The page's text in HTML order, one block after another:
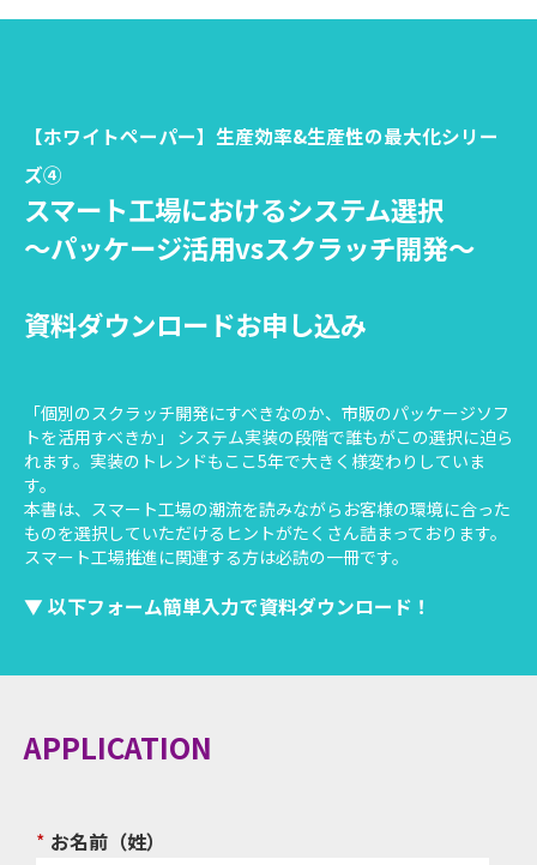
【ホワイトペーパー】生産効率&生産性の最大化シリー
ズ④
スマート工場におけるシステム選択
～パッケージ活用vsスクラッチ開発～
資料ダウンロードお申し込み
「個別のスクラッチ開発にすべきなのか、市販のパッケージソフ
トを活用すべきか」 システム実装の段階で誰もがこの選択に迫ら
れます。実装のトレンドもここ5年で大きく様変わりしていま
す。
本書は、スマート工場の潮流を読みながらお客様の環境に合った
ものを選択していただけるヒントがたくさん詰まっております。
スマート工場推進に関連する方は必読の一冊です。
▼ 以下フォーム簡単入力で資料ダウンロード！
APPLICATION
* お名前（姓）​